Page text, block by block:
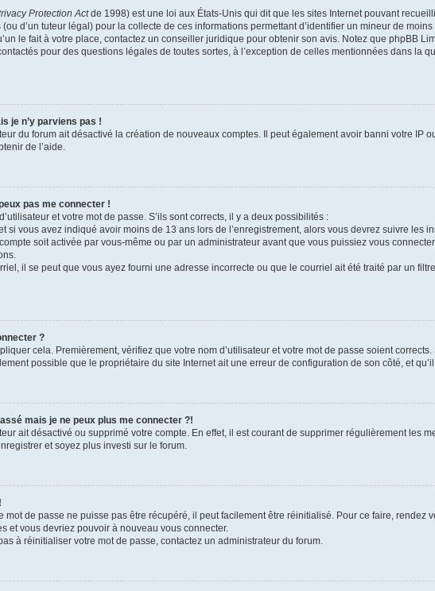
Protection Actde 1998) est une loi aux États-Unis qui dit que les sites Internet pouvant
d’un tuteur légal) pour la collecte de ces informations permettant d’identifier un mineur de
le fait à votre place, contactez un conseiller juridique pour obtenir son avis. Notez que phpBB
pour des questions légales de toutes sortes, à l’exception de celles mentionnées dans la
je n’y parviens pas !
du forum ait désactivé la création de nouveaux comptes. Il peut également avoir banni votre IP
de l’aide.
pas me connecter !
et votre mot de passe. S’ils sont corrects, il y a deux possibilités :
si vous avez indiqué avoir moins de 13 ans lors de l’enregistrement, alors vous devrez suivre
soit activée par vous-même ou par un administrateur avant que vous puissiez vous
il se peut que vous ayez fourni une adresse incorrecte ou que le courriel ait été traité par un
?
cela. Premièrement, vérifiez que votre nom d’utilisateur et votre mot de passe soient
possible que le propriétaire du site Internet ait une erreur de configuration de son côté, et
mais je ne peux plus me connecter ?!
ait désactivé ou supprimé votre compte. En effet, il est courant de supprimer régulièrement les
et soyez plus investi sur le forum.
mot de passe ne puisse pas être récupéré, il peut facilement être réinitialisé. Pour ce faire, rendez
et vous devriez pouvoir à nouveau vous connecter.
à réinitialiser votre mot de passe, contactez un administrateur du forum.